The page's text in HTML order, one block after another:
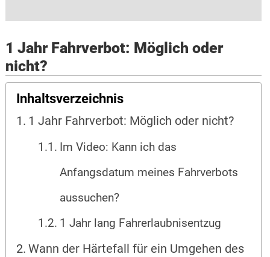
1 Jahr Fahrverbot: Möglich oder
nicht?
Inhaltsverzeichnis
1 Jahr Fahrverbot: Möglich oder nicht?
Im Video: Kann ich das
Anfangsdatum meines Fahrverbots
aussuchen?
1 Jahr lang Fahrerlaubnisentzug
Wann der Härtefall für ein Umgehen des